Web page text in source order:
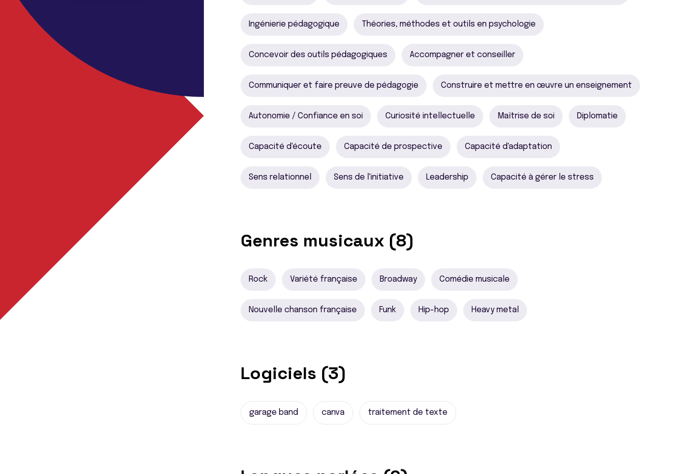
Ingénierie pédagogique Théories, méthodes et outils en psychologie
Concevoir des outils pédagogiques Accompagner et conseiller
Communiquer et faire preuve de pédagogie Construire et mettre en œuvre un enseignement
Autonomie / Confiance en soi Curiosité intellectuelle Maîtrise de soi Diplomatie
Capacité d'écoute Capacité de prospective Capacité d'adaptation
Sens relationnel Sens de l'initiative Leadership Capacité à gérer le stress
Genres musicaux (8)
Rock Variété française Broadway Comédie musicale
Nouvelle chanson française Funk Hip-hop Heavy metal
Logiciels (3)
garage band canva traitement de texte